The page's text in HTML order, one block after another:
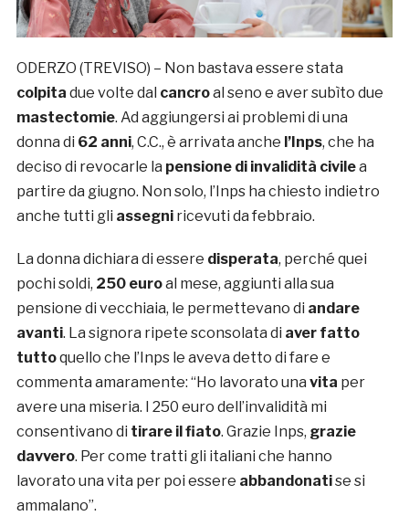
ODERZO (TREVISO) – Non bastava essere stata
colpita due volte dal cancroal seno e aver subìto due
mastectomie. Ad aggiungersi ai problemi di una
donna di 62 anni, C.C., è arrivata anche l’Inps, che ha
deciso di revocarle la pensione di invalidità civilea
partire da giugno. Non solo, l’Inps ha chiesto indietro
anche tutti gli assegniricevuti da febbraio.
La donna dichiara di essere disperata, perché quei
pochi soldi, 250 euroal mese, aggiunti alla sua
pensione di vecchiaia, le permettevano di andare
avanti. La signora ripete sconsolata di aver fatto
tuttoquello che l’Inps le aveva detto di fare e
commenta amaramente: “Ho lavorato una vita per
avere una miseria. I 250 euro dell’invalidità mi
consentivano di tirare il fiato. Grazie Inps, grazie
davvero. Per come tratti gli italiani che hanno
lavorato una vita per poi essere abbandonatise si
ammalano”.